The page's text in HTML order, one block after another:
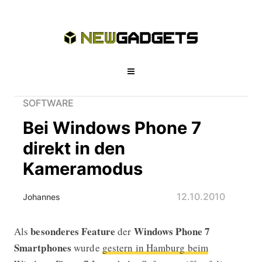
SOFTWARE
Bei Windows Phone 7
direkt in den
Kameramodus
Johannes 12.10.2010
Bei Windows Phone 7 direkt in den
Alsbesonderes Feature der Windows Phone 7
Smartphones wurde gestern in Hamburg beim